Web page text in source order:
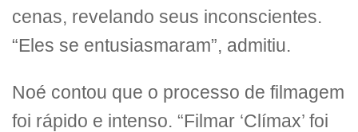
cenas, revelando seus inconscientes.
“Eles se entusiasmaram”, admitiu.
Noé contou que o processo de filmagem
foi rápido e intenso. “Filmar ‘Clímax’ foi